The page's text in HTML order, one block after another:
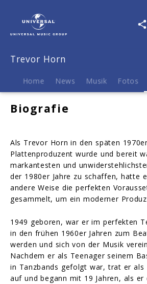
Biografie
Trevor Horn
Home News Musik Fotos
Biografie
Als Trevor Horn in den späten
Plattenproduzent wurde und bereit
markantesten und
der 1980er Jahre zu schaffen, hatte
andere Weise die perfekten
gesammelt, um ein moderner
1949 geboren, war er im perfekten
in den frühen 1960er Jahren zum
werden und sich von der Musik
Nachdem er als Teenager seinem
in Tanzbands gefolgt war, trat er
auf und begann mit 19 Jahren, als er